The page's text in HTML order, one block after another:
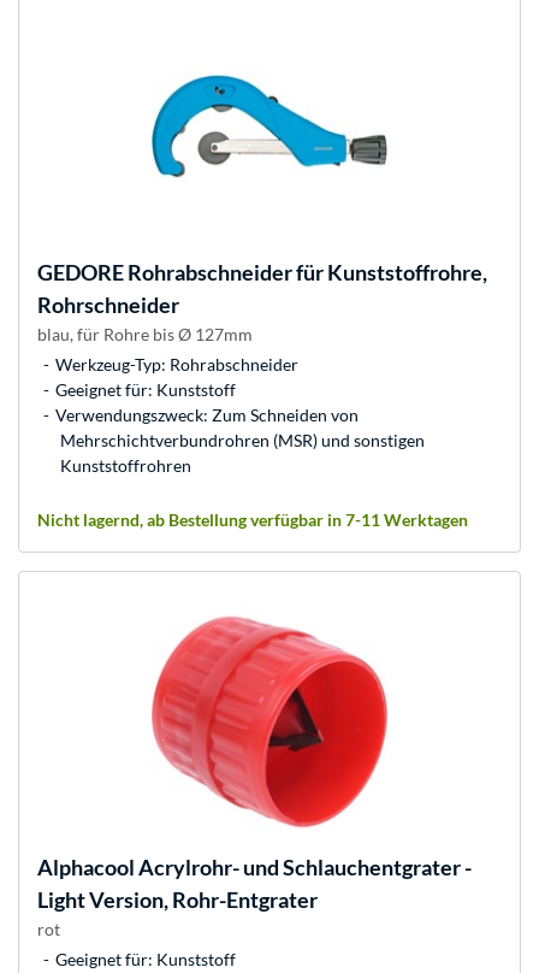
GEDORERohrabschneider für Kunststoffrohre,
Rohrschneider
blau, für Rohre bis Ø 127mm
Werkzeug-Typ: Rohrabschneider
Geeignet für: Kunststoff
Verwendungszweck: Zum Schneiden von
Mehrschichtverbundrohren (MSR) und sonstigen
Kunststoffrohren
Nicht lagernd, ab Bestellung verfügbar in 7-11 Werktagen
AlphacoolAcrylrohr- und Schlauchentgrater -
Light Version, Rohr-Entgrater
rot
Geeignet für: Kunststoff